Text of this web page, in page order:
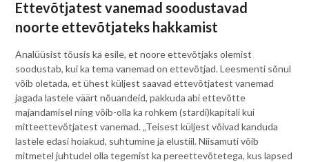
Ettevõtjatest vanemad soodustavad
noorte ettevõtjateks hakkamist
Analüüsist tõusis ka esile, et noore ettevõtjaks olemist
soodustab, kui ka tema vanemad on ettevõtjad. Leesmenti sõnul
võib oletada, et ühest küljest saavad ettevõtjatest vanemad
jagada lastele väärt nõuandeid, pakkuda abi ettevõtte
majandamisel ning võib-olla ka rohkem (stardi)kapitali kui
mitteettevõtjatest vanemad. „Teisest küljest võivad kanduda
lastele edasi hoiakud, suhtumine ja elustiil. Niisamuti võib
mitmetel juhtudel olla tegemist ka pereettevõtetega, kus lapsed